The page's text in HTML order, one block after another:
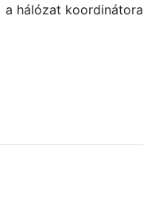
a hálózat koordinátora